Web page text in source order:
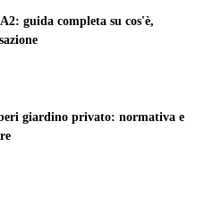
guida completa su cos'è,
giardino privato: normativa e